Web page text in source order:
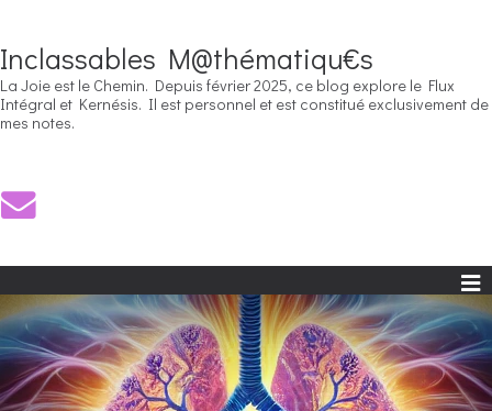
Inclassables M@thématiqu€s
La Joie est le Chemin. Depuis février 2025, ce blog explore le Flux
Intégral et Kernésis. Il est personnel et est constitué exclusivement de
mes notes.